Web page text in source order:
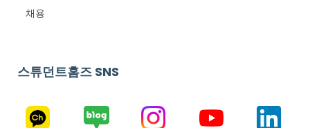
채용
스튜던트홈즈 SNS